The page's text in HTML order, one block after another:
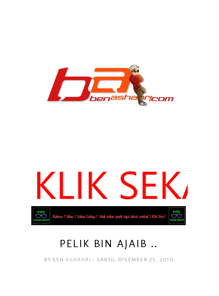
PELIK BIN AJAIB ..
BY BEN ASHAARI- SABTU, DISEMBER 25, 2010